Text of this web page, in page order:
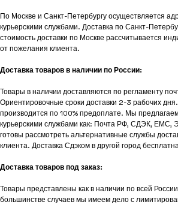
По Москве и Санкт-Петербургу осуществляется
курьерскими службами. Доставка по Санкт-
стоимость доставки по Москве рассчитывается
от пожелания клиента.
Доставка товаров в наличии по России:
Товары в наличии доставляются по регламенту
Ориентировочные сроки доставки 2-3 рабочих
производится по 100% предоплате. Мы
курьерскими службами как: Почта РФ, СДЭК, ЕМС,
готовы рассмотреть альтернативные службы
клиента. Доставка Сдэком в другой город
Доставка товаров под заказ:
Товары представлены как в наличии по всей
большинстве случаев мы имеем дело с